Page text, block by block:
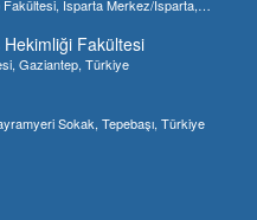
Isparta Merkez/Isparta,
Fakültesi
Gaziantep, Türkiye
Sokak, Tepebaşı, Türkiye